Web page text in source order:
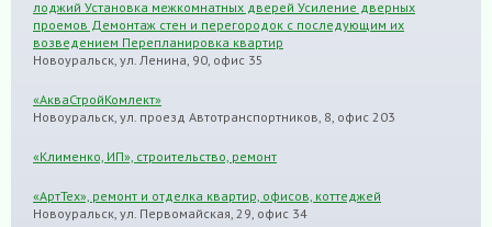
лоджий Установка межкомнатных дверей Усиление дверных
проемов Демонтаж стен и перегородок с последующим их
возведением Перепланировка квартир
Новоуральск, ул. Ленина, 90, офис 35
«АкваСтройКомлект»
Новоуральск, ул. проезд Автотранспортников, 8, офис 203
«Клименко, ИП», строительство, ремонт
«АртТех», ремонт и отделка квартир, офисов, коттеджей
Новоуральск, ул. Первомайская, 29, офис 34